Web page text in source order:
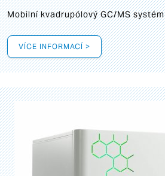
Mobilní kvadrupólový GC/MS systém
VÍCE INFORMACÍ >